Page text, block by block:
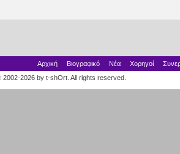
Αρχική Βιογραφικό Νέα Χορηγοί
2026 by t-shOrt. All rights reserved.